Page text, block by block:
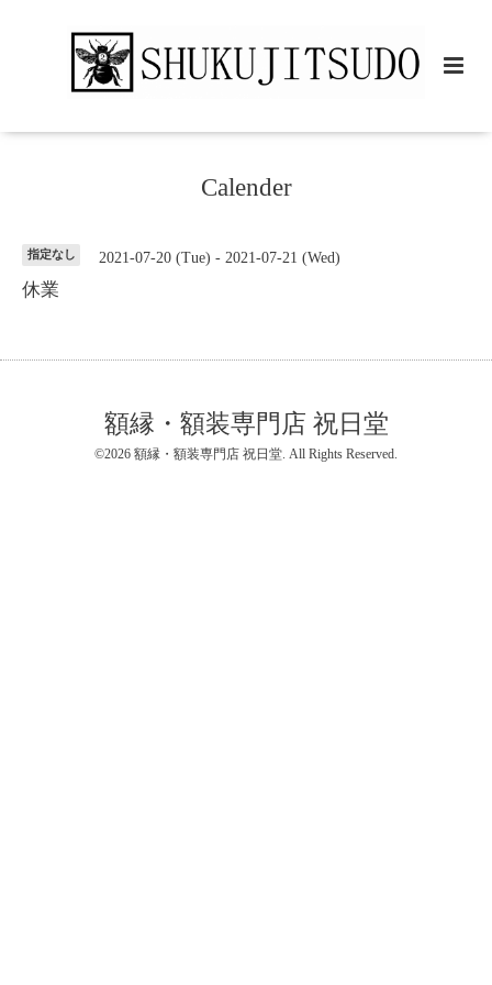
Calender
指定なし 2021-07-20 (Tue) - 2021-07-21 (Wed)
休業
額縁・額装専門店 祝日堂
©2026 額縁・額装専門店 祝日堂 . All Rights Reserved.